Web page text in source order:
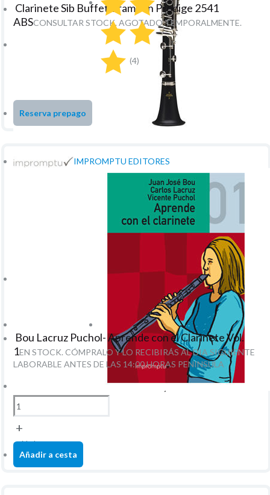
(4)
Clarinete Sib Buffet Crampon Prodige 2541
ABSCONSULTAR STOCK. AGOTADO TEMPORALMENTE.
588
unidad
Reserva prepago
IMPROMPTU EDITORES
Bou Lacruz Puchol- Aprende con el Clarinete Vol.
1EN STOCK. CÓMPRALO Y LO RECIBIRÁS AL DIA SIGUIENTE
LABORABLE ANTES DE LAS 14:00 HORAS PENINSULA
15,75€ 4.00% IVA incluido
+
unidad
Añadir a cesta